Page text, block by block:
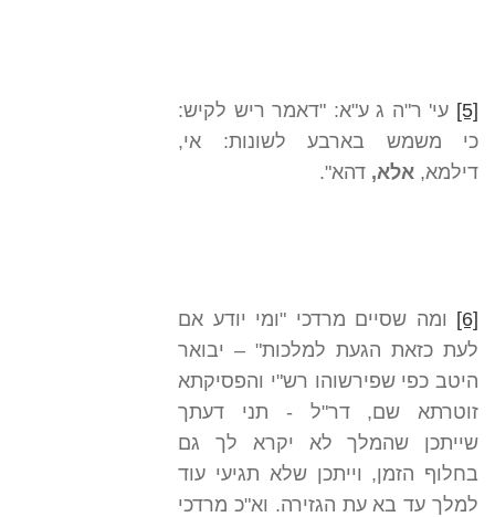
[5] עי' ר"ה ג ע"א: "דאמר ריש לקיש:
כי משמש בארבע לשונות: אי,
דילמא, אלא, דהא".
[6] ומה שסיים מרדכי "ומי יודע אם
לעת כזאת הגעת למלכות" – יבואר
היטב כפי שפירשוהו רש"י והפסיקתא
זוטרתא שם, דר"ל - תני דעתך
שייתכן שהמלך לא יקרא לך גם
בחלוף הזמן, וייתכן שלא תגיעי עוד
למלך עד בא עת הגזירה. וא"כ מרדכי